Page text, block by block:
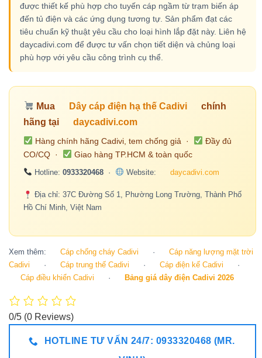
được thiết kế phù hợp cho tuyến cáp ngầm từ trạm biến áp
đến tủ điện và các ứng dụng tương tự. Sản phẩm đạt các
tiêu chuẩn kỹ thuật yêu cầu cho loại hình lắp đặt này. Liên hệ
daycadivi.com để được tư vấn chọn tiết diện và chủng loại
phù hợp với yêu cầu công trình cụ thể.
Mua Dây cáp điện hạ thế Cadivi
chính
hãng tại
daycadivi.com
Hàng chính hãng Cadivi, tem chống giả ·
Đầy đủ
CO/CQ ·
Giao hàng TP.HCM & toàn quốc
Hotline: 0933320468· Website: daycadivi.com
Địa chỉ: 37C Đường Số 1, Phường Long Trường, Thành Phố
Hồ Chí Minh, Việt Nam
Xem thêm: Cáp chống cháy Cadivi ·
Cáp năng lượng mặt trời
Cadivi
· Cáp trung thế Cadivi · Cáp điện kế Cadivi
·
Cáp điều khiển Cadivi
· Bảng giá dây điện Cadivi 2026
0/5 (0 Reviews)
HOTLINE TƯ VẤN 24/7: 0933320468 (MR.